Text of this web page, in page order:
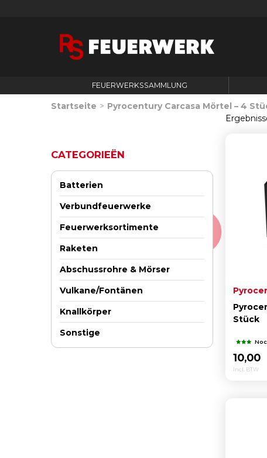
FEUERWERKSSAMMLUNG
Startseite > Pyrocentury Carcasa Mörtel – 4
CATEGORIEËN
Batterien
Verbundfeuerwerke
Feuerwerksortimente
Raketen
Abschussrohre & Mörser
Vulkane/Fontänen
Knallkörper
Sonstige
Stück
10,00
Incl. BTW